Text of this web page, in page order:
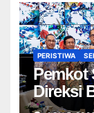
PERISTIWA
Pemkot
Direksi